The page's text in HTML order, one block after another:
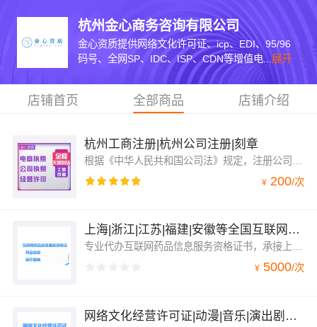
杭州金心商务咨询有限公司
金心资质提供网络文化许可证、icp、EDI、95/96
码号、全网SP、IDC、ISP、CDN等增值电... 展开
店铺首页 全部商品 店铺介绍
杭州工商注册|杭州公司注册|刻章
¥ 200/次
上海|浙江|江苏|福建|安徽等全国互联网药品信息服务资格证书代办
专业代办互联网药品信息服务资格证书，承接上海、江苏、浙江、福建、安徽、广西、海南、成都、广东、福建互联网药品信息服务等全国各地的经营性或者非经营性的互联网药品信息服务资格证书。适用于互联网药品信息以及互联网医疗器械信息展示，非处方药销售，医疗器械自营或者经营销售平台
¥ 5000/次
网络文化经营许可证|动漫|音乐|演出剧节目|网络表演文网文